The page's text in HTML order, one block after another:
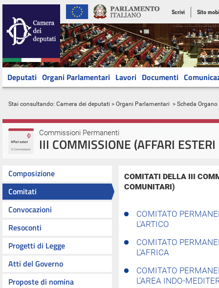
Scrivi Sito
Deputati Organi Parlamentari Lavori Documenti
Stai consultando: Camera dei deputati > Organi Parlamentari > Scheda Organo
Commissioni Permanenti
III COMMISSIONE (AFFARI
Composizione
Comitati
Convocazioni
Resoconti
Progetti di Legge
Atti del Governo
Proposte di nomina
COMITATI DELLA III
COMUNITARI)
COMITATO
L'ARTICO
COMITATO
L'AFRICA
COMITATO
L'AREA INDO-